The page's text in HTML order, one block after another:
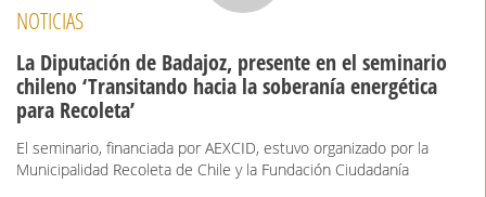
NOTICIAS
La Diputación de Badajoz, presente en el seminario
chileno ‘Transitando hacia la soberanía energética
para Recoleta’
El seminario, financiada por AEXCID, estuvo organizado por la
Municipalidad Recoleta de Chile y la Fundación Ciudadanía